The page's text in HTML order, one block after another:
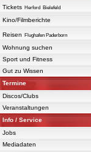
Tickets Herford Bielefeld
Kino/Filmberichte
Reisen Flughafen Paderborn
Wohnung suchen
Sport und Fitness
Gut zu Wissen
Termine
Discos/Clubs
Veranstaltungen
Info / Service
Jobs
Mediadaten